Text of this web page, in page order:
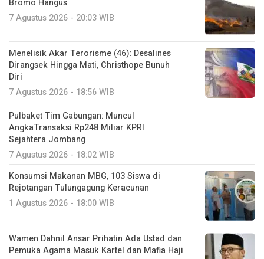
Bromo Hangus
7 Agustus 2026 - 20:03 WIB
Menelisik Akar Terorisme (46): Desalines
Dirangsek Hingga Mati, Christhope Bunuh
Diri
7 Agustus 2026 - 18:56 WIB
Pulbaket Tim Gabungan: Muncul
AngkaTransaksi Rp248 Miliar KPRI
Sejahtera Jombang
7 Agustus 2026 - 18:02 WIB
Konsumsi Makanan MBG, 103 Siswa di
Rejotangan Tulungagung Keracunan
1 Agustus 2026 - 18:00 WIB
Wamen Dahnil Ansar Prihatin Ada Ustad dan
Pemuka Agama Masuk Kartel dan Mafia Haji